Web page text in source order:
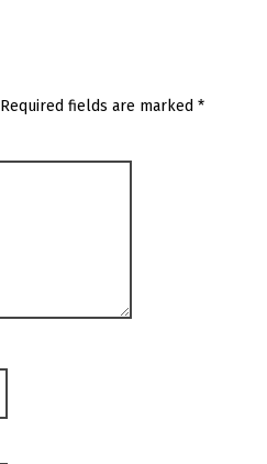
Required fields are marked *